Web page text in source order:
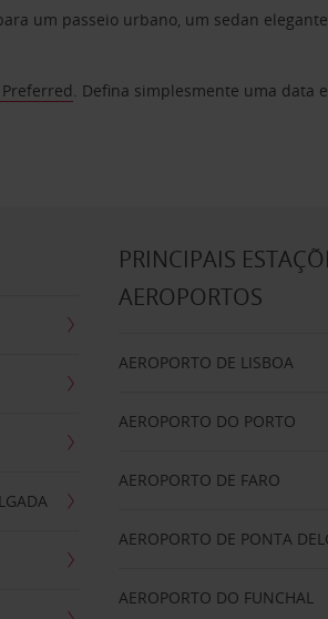
um passeio urbano, um sedan
. Defina simplesmente uma data
PRINCIPAIS
AEROPORTOS
AEROPORTO DE LISBOA
AEROPORTO DO PORTO
AEROPORTO DE FARO
AEROPORTO DE PONTA
AEROPORTO DO FUNCHAL